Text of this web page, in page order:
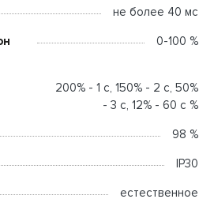
не более 40 мс
0-100 %
200% - 1 с, 150% - 2 с, 50%
- 3 с, 12% - 60 c %
98 %
IP30
естественное